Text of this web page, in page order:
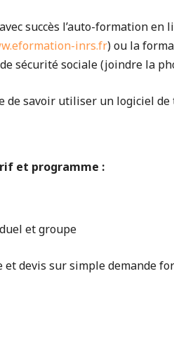
succès l’auto-formation en
inrs.fr) ou la
sécurité sociale (joindre la
de savoir utiliser un logiciel
et programme :
et groupe
et devis sur simple demande